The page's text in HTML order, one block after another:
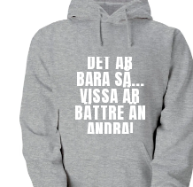
DET ÄR
BARA SÅ...
VISSA ÄR
BÄTTRE ÄN
ANDRA!